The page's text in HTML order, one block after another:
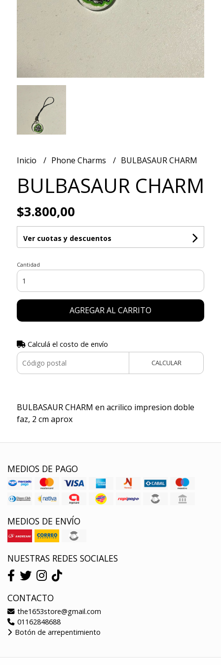
Inicio Phone Charms BULBASAUR CHARM
BULBASAUR CHARM
$3.800,00
Ver cuotas y descuentos
Cantidad
AGREGAR AL CARRITO
Calculá el costo de envío
CALCULAR
BULBASAUR CHARM en acrilico impresion doble
faz, 2 cm aprox
MEDIOS DE PAGO
MEDIOS DE ENVÍO
NUESTRAS REDES SOCIALES
CONTACTO
the1653store@gmail.com
01162848688
Botón de arrepentimiento